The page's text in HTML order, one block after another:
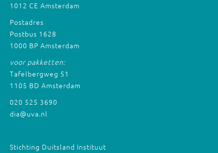
1012 CE Amsterdam
Postadres
Postbus 1628
1000 BP Amsterdam
voor pakketten:
Tafelbergweg 51
1105 BD Amsterdam
020 525 3690
dia@uva.nl
Stichting Duitsland Instituut